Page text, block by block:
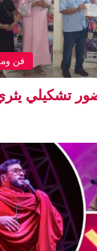
فن
تشكيلي